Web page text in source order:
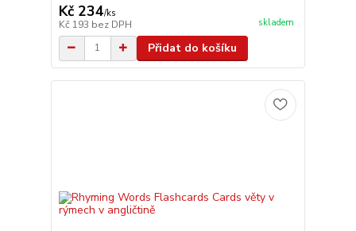
Kč 234/ks
Kč 193 bez DPH skladem
Přidat do košíku